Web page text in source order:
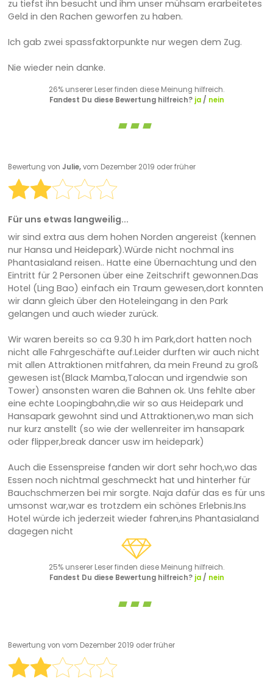
zu tiefst ihn besucht und ihm unser mühsam erarbeitetes
Geld in den Rachen geworfen zu haben.
Ich gab zwei spassfaktorpunkte nur wegen dem Zug.
Nie wieder nein danke.
26% unserer Leser finden diese Meinung hilfreich.
Fandest Du diese Bewertung hilfreich? ja/ nein
Bewertung von Julie,vom Dezember 2019 oder früher
Für uns etwas langweilig...
wir sind extra aus dem hohen Norden angereist (kennen
nur Hansa und Heidepark).Würde nicht nochmal ins
Phantasialand reisen.. Hatte eine Übernachtung und den
Eintritt für 2 Personen über eine Zeitschrift gewonnen.Das
Hotel (Ling Bao) einfach ein Traum gewesen,dort konnten
wir dann gleich über den Hoteleingang in den Park
gelangen und auch wieder zurück.
Wir waren bereits so ca 9.30 h im Park,dort hatten noch
nicht alle Fahrgeschäfte auf.Leider durften wir auch nicht
mit allen Attraktionen mitfahren, da mein Freund zu groß
gewesen ist(Black Mamba,Talocan und irgendwie son
Tower) ansonsten waren die Bahnen ok. Uns fehlte aber
eine echte Loopingbahn,die wir so aus Heidepark und
Hansapark gewohnt sind und Attraktionen,wo man sich
nur kurz anstellt (so wie der wellenreiter im hansapark
oder flipper,break dancer usw im heidepark)
Auch die Essenspreise fanden wir dort sehr hoch,wo das
Essen noch nichtmal geschmeckt hat und hinterher für
Bauchschmerzen bei mir sorgte. Naja dafür das es für uns
umsonst war,war es trotzdem ein schönes Erlebnis.Ins
Hotel würde ich jederzeit wieder fahren,ins Phantasialand
dagegen nicht
25% unserer Leser finden diese Meinung hilfreich.
Fandest Du diese Bewertung hilfreich? ja/ nein
Bewertung von vom Dezember 2019 oder früher